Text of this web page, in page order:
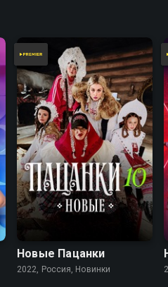
Новые Пацанки
2022, Россия, Новинки